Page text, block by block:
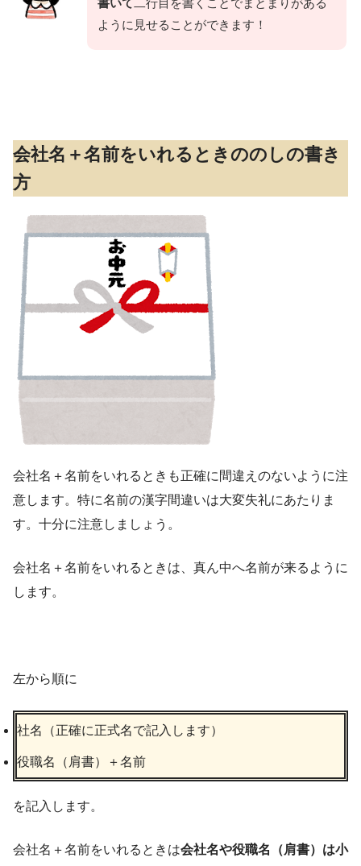
書いて二行目を書くことでまとまりがある
ように見せることができます！
会社名＋名前をいれるときののしの書き
方
会社名＋名前をいれるときも正確に間違えのないように注
意します。特に名前の漢字間違いは大変失礼にあたりま
す。十分に注意しましょう。
会社名＋名前をいれるときは、真ん中へ名前が来るように
します。
左から順に
社名（正確に正式名で記入します）
役職名（肩書）＋名前
を記入します。
会社名＋名前をいれるときは会社名や役職名（肩書）は小